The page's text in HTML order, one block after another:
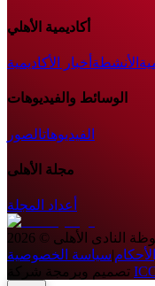
أكاديمية الأهلي
الأنشطة أخبار الأكاديمية
الوسائط والفيديوهات
الفيديوهاتالصور
مجلة الأهلى
أعداد المجلة
النادى الأهلى ©
2026
|سياسة الخصوصية
تصميم وبرمجة شركة